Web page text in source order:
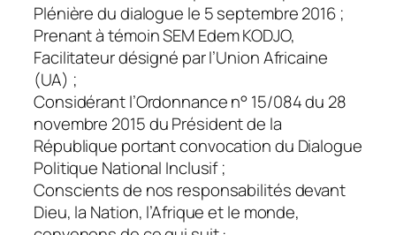
Plénière du dialogue le 5 septembre 2016 ;
Prenant à témoin SEM Edem KODJO,
Facilitateur désigné par l’Union Africaine
(UA) ;
Considérant l’Ordonnance n° 15/084 du 28
novembre 2015 du Président de la
République portant convocation du Dialogue
Politique National Inclusif ;
Conscients de nos responsabilités devant
Dieu, la Nation, l’Afrique et le monde,